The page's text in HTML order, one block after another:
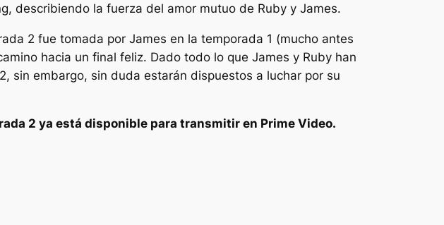
describiendo la fuerza del amor mutuo de Ruby y James.
2 fue tomada por James en la temporada 1 (mucho antes
hacia un final feliz. Dado todo lo que James y Ruby han
sin embargo, sin duda estarán dispuestos a luchar por su
2 ya está disponible para transmitir en Prime Video.